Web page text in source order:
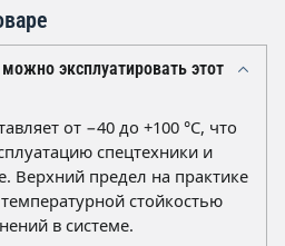
эксплуатировать этот
от −40 до +100 °C, что
спецтехники и
Верхний предел на практике
стойкостью
в системе.